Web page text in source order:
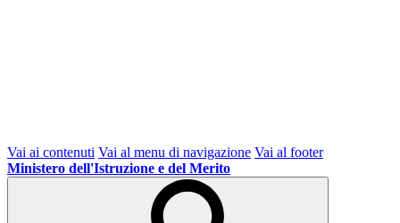
Vai ai contenuti Vai al menu di navigazione Vai al footer
Ministero dell'Istruzione e del Merito